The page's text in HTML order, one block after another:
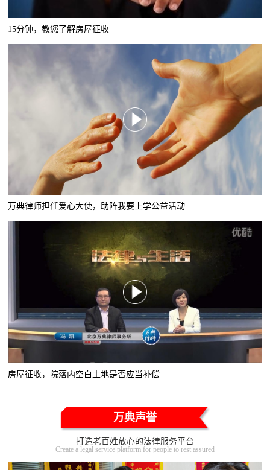
15分钟，教您了解房屋征收
万典律师担任爱心大使，助阵我要上学公益活动
房屋征收，院落内空白土地是否应当补偿
万典声誉
打造老百姓放心的法律服务平台
Create a legal service platform for people to rest assured